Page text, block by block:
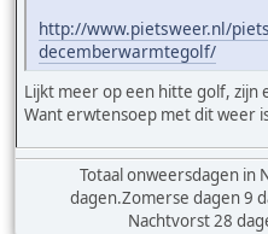
http://www.pietsweer.nl/
decemberwarmtegolf/
Lijkt meer op een hitte golf, zijn
Want erwtensoep met dit weer
Totaal onweersdagen in
dagen.Zomerse dagen 9
Nachtvorst 28